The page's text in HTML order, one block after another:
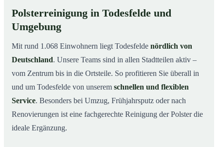
Polsterreinigung in Todesfelde und
Umgebung
Mit rund 1.068 Einwohnern liegt Todesfelde nördlich von
Deutschland. Unsere Teams sind in allen Stadtteilen aktiv –
vom Zentrum bis in die Ortsteile. So profitieren Sie überall in
und um Todesfelde von unserem schnellen und flexiblen
Service. Besonders bei Umzug, Frühjahrsputz oder nach
Renovierungen ist eine fachgerechte Reinigung der Polster die
ideale Ergänzung.